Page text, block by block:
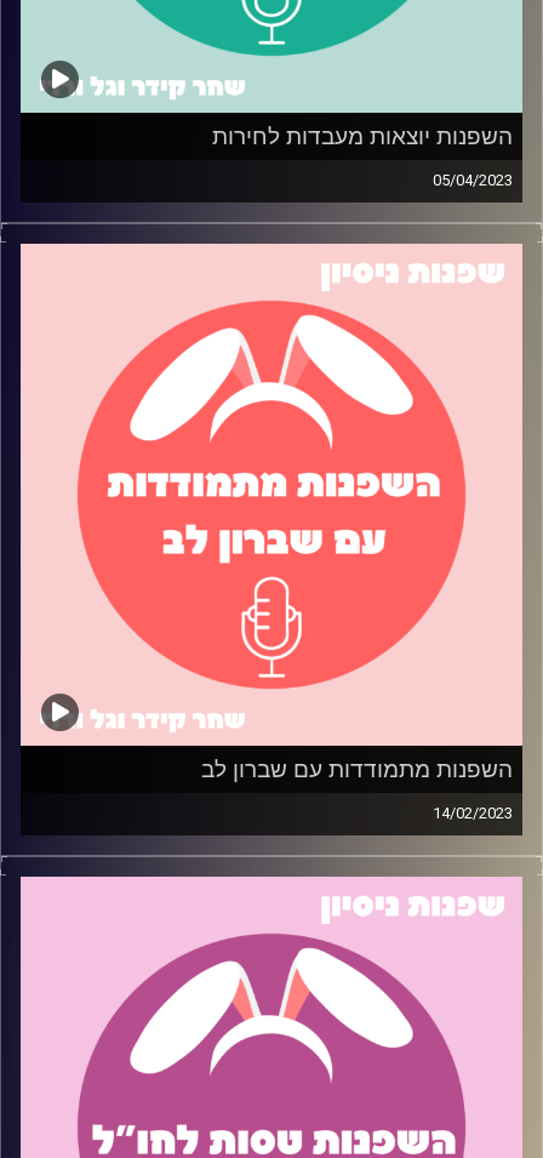
השפנות יוצאות מעבדות לחירות
05/04/2023
השפנות בפרק ספיישל לפסח, והפעם השפנות דנות ביציאה
שלהן מעבדות לחירות – חופש כלכלי ועצמאות. גל חולקת את
הטיפים שלה למעבר לדירה משלה, בעוד שחר מספרת על
הדרך שלה לעצמאות כלכלית על ידי הגדלת מקורות ההכנסה.
תאזינו כדי ללמוד עצות מעשיות בכל אחד מהנושאים!
קרדיט תמונות:
שחר קידר וגל ורדי
קרדיט תמונות:
שחר קידר וגל ורדי
השפנות מתמודדות עם שברון לב
14/02/2023
שברת לי את הלב, אז שרפתי לך את החווה… בסדר, לא ממש.
אבל כן עשינו פרק בפודקאסט על התמודדות עם שברון לב!
בפרק זה, הזמנו שני ניצולי שברון לב לחלוק את הטיפים
הטובים ביותר שלהם כיצד לרפא לב שבור ולהמשיך הלאה. מי
יודע אולי תלמדו דבר או שניים על איך לאחות לב שבור. ואם
לא, ובכן….. תמיד יש טקילה (רק אל תשתכרו ותשלחו לאקס
אורחים: יובל גל וצח שמעון
קרדיט תמונות:שחר קידר וגל ורדי